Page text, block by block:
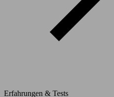
Erfahrungen & Tests